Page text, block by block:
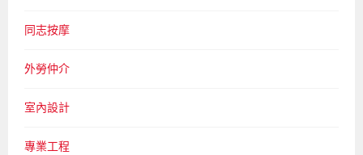
同志按摩
外勞仲介
室內設計
專業工程